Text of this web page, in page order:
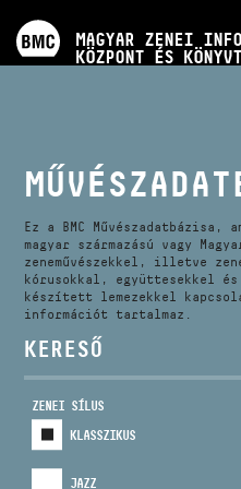
MAGYAR ZENEI
KÖZPONT ÉS
RÓLUNK
VIDEÓ
Ez a BMC Művészadatbázisa,
magyar származású vagy
zeneművészekkel, illetve
kórusokkal, együttesekkel
készített lemezekkel
információt tartalmaz.
KERESŐ
ZENEI SÍLUS
KLASSZIKUS
JAZZ